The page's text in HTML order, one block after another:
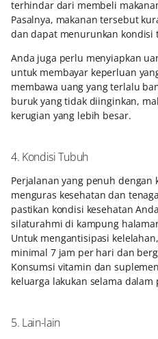
terhindar dari membeli
Pasalnya, makanan tersebut
dan dapat menurunkan kondisi
Anda juga perlu menyiapkan
untuk membayar keperluan
membawa uang yang terlalu
buruk yang tidak diinginkan,
kerugian yang lebih besar.
4. Kondisi Tubuh
Perjalanan yang penuh dengan
menguras kesehatan dan
pastikan kondisi kesehatan
silaturahmi di kampung
Untuk mengantisipasi
minimal 7 jam per hari dan
Konsumsi vitamin dan
keluarga lakukan selama dalam
5. Lain-lain